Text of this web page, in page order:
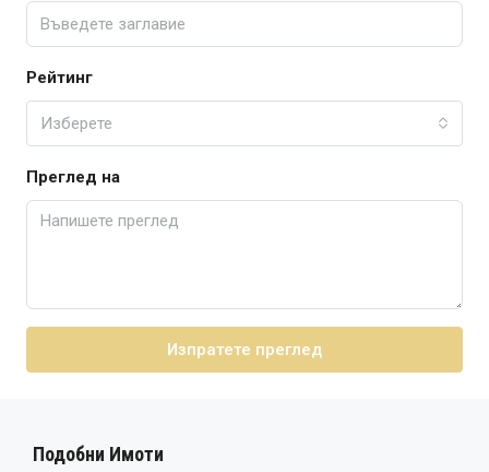
Рейтинг
Изберете
Преглед на
Изпратете преглед
Подобни Имоти